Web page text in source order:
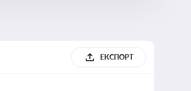
ЕКСПОРТ